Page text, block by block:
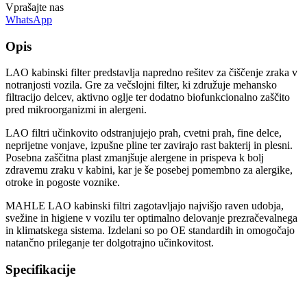
Vprašajte nas
WhatsApp
Opis
LAO kabinski filter predstavlja napredno rešitev za čiščenje zraka v
notranjosti vozila. Gre za večslojni filter, ki združuje mehansko
filtracijo delcev, aktivno oglje ter dodatno biofunkcionalno zaščito
pred mikroorganizmi in alergeni.
LAO filtri učinkovito odstranjujejo prah, cvetni prah, fine delce,
neprijetne vonjave, izpušne pline ter zavirajo rast bakterij in plesni.
Posebna zaščitna plast zmanjšuje alergene in prispeva k bolj
zdravemu zraku v kabini, kar je še posebej pomembno za alergike,
otroke in pogoste voznike.
MAHLE LAO kabinski filtri zagotavljajo najvišjo raven udobja,
svežine in higiene v vozilu ter optimalno delovanje prezračevalnega
in klimatskega sistema. Izdelani so po OE standardih in omogočajo
natančno prileganje ter dolgotrajno učinkovitost.
Specifikacije